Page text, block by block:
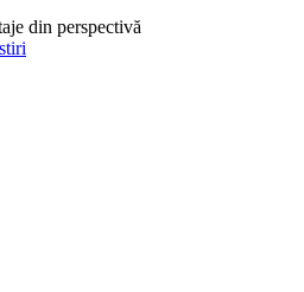
din perspectivă